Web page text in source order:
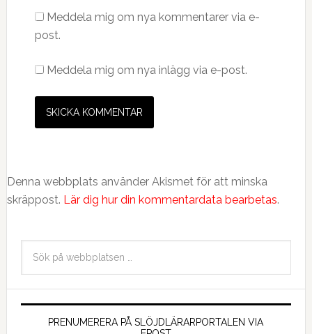
Meddela mig om nya kommentarer via e-
post.
Meddela mig om nya inlägg via e-post.
Denna webbplats använder Akismet för att minska
skräppost. Lär dig hur din kommentardata bearbetas.
PRENUMERERA PÅ SLÖJDLÄRARPORTALEN VIA